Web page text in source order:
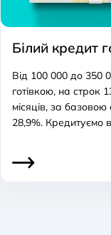
Білий кредит
Від 100 000 до 350
готівкою, на строк
місяців, за
28,9%. Кредитуємо